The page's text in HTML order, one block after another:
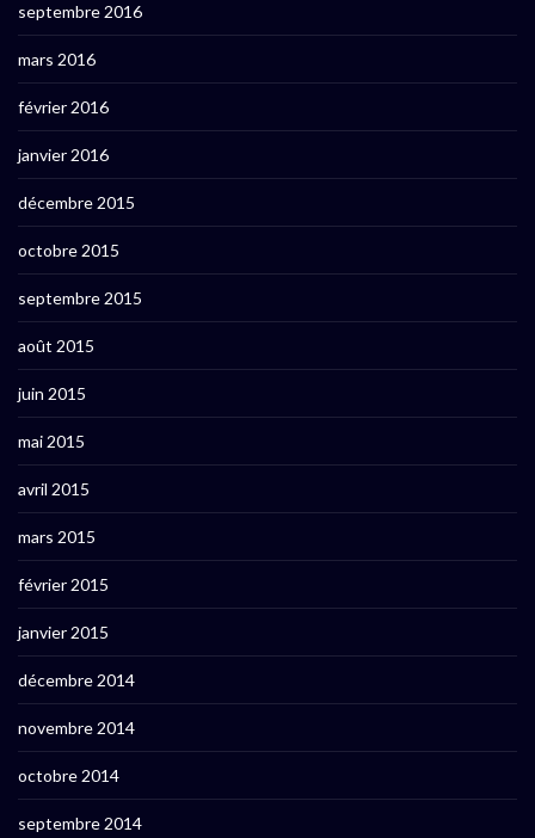
septembre 2016
mars 2016
février 2016
janvier 2016
décembre 2015
octobre 2015
septembre 2015
août 2015
juin 2015
mai 2015
avril 2015
mars 2015
février 2015
janvier 2015
décembre 2014
novembre 2014
octobre 2014
septembre 2014